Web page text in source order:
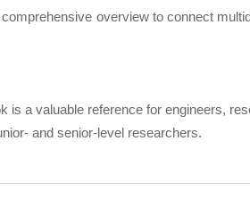
overview to connect
is a valuable reference for engineers,
and senior-level researchers.